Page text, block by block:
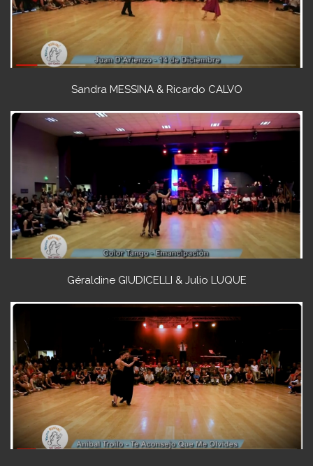
Sandra MESSINA & Ricardo CALVO
Géraldine GIUDICELLI & Julio LUQUE